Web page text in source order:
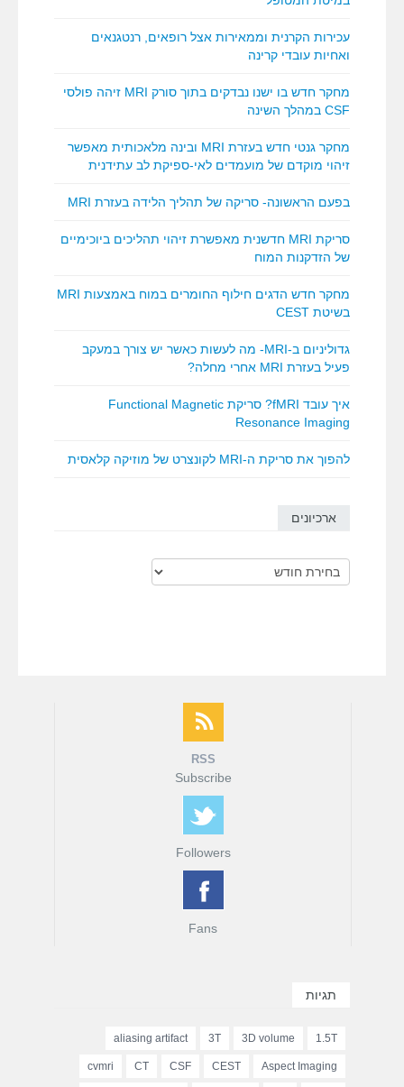
עכירות הקרנית וממאירות אצל רופאים, רנטגנאים
ואחיות עובדי קרינה
מחקר חדש בו ישנו נבדקים בתוך סורק MRI זיהה פולסי
CSF במהלך השינה
מחקר גנטי חדש בעזרת MRI ובינה מלאכותית מאפשר
זיהוי מוקדם של מועמדים לאי-ספיקת לב עתידנית
בפעם הראשונה- סריקה של תהליך הלידה בעזרת MRI
סריקת MRI חדשנית מאפשרת זיהוי תהליכים ביוכימיים
של הזדקנות המוח
מחקר חדש הדגים חילוף החומרים במוח באמצעות MRI
בשיטת CEST
גדוליניום ב-MRI- מה לעשות כאשר יש צורך במעקב
פעיל בעזרת MRI אחרי מחלה?
איך עובד fMRI? סריקת Functional Magnetic
Resonance Imaging
להפוך את סריקת ה-MRI לקונצרט של מוזיקה קלאסית
ארכיונים
ארכיונים
RSS
Subscribe
Followers
Fans
תגיות
1.5T
3D volume
3T
aliasing artifact
Aspect Imaging
CEST
CSF
CT
cvmri